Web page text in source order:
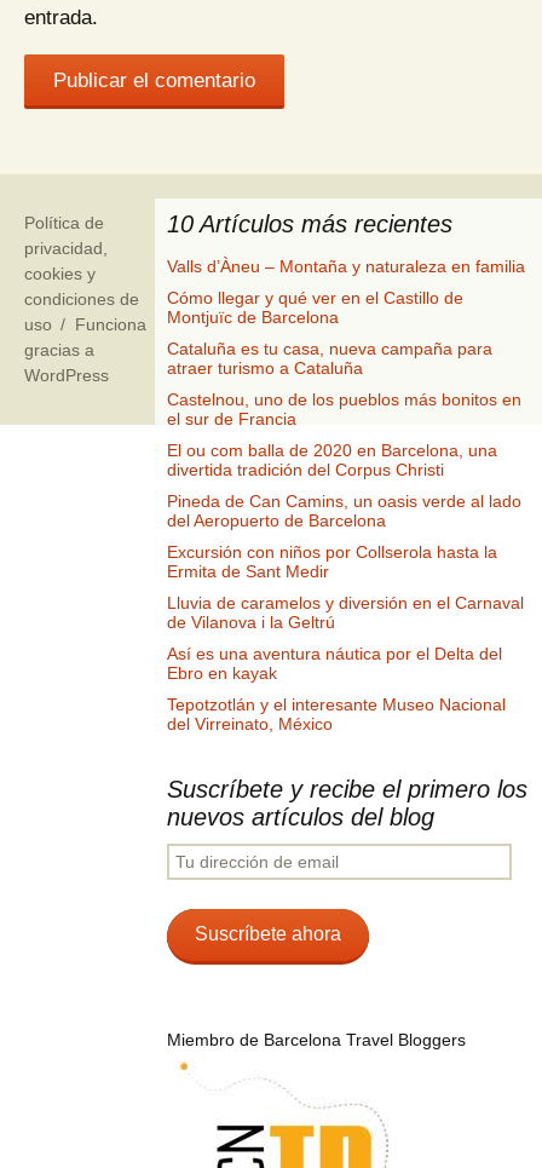
entrada.
10 Artículos más recientes
Valls d’Àneu – Montaña y naturaleza en familia
Cómo llegar y qué ver en el Castillo de
Montjuïc de Barcelona
Cataluña es tu casa, nueva campaña para
atraer turismo a Cataluña
Castelnou, uno de los pueblos más bonitos en
el sur de Francia
El ou com balla de 2020 en Barcelona, una
divertida tradición del Corpus Christi
Pineda de Can Camins, un oasis verde al lado
del Aeropuerto de Barcelona
Excursión con niños por Collserola hasta la
Ermita de Sant Medir
Lluvia de caramelos y diversión en el Carnaval
de Vilanova i la Geltrú
Así es una aventura náutica por el Delta del
Ebro en kayak
Tepotzotlán y el interesante Museo Nacional
del Virreinato, México
Suscríbete y recibe el primero los
nuevos artículos del blog
Tu
dirección
email
Suscríbete ahora
Miembro de Barcelona Travel Bloggers
Política de
privacidad,
cookies y
condiciones de
uso
Funciona
gracias a
WordPress